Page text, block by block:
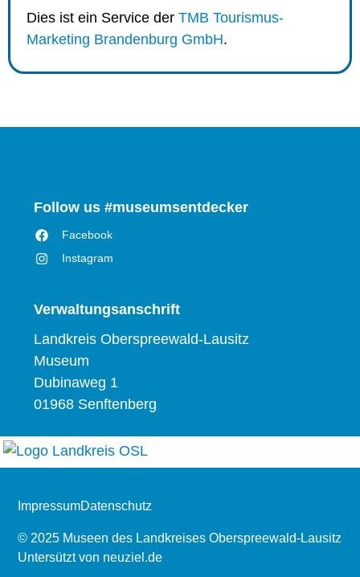
Dies ist ein Service der TMB Tourismus-
Marketing Brandenburg GmbH.
Follow us #museumsentdecker
Facebook
Instagram
Verwaltungsanschrift
Landkreis Oberspreewald-Lausitz
Museum
Dubinaweg 1
01968 Senftenberg
© 2025 Museen des Landkreises Oberspreewald-Lausitz
Untersützt von neuziel.de
ImpressumDatenschutz